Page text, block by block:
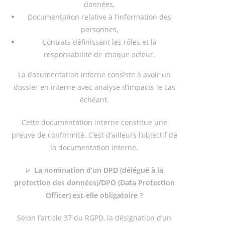
données,
Documentation relative à l’information des
personnes,
Contrats définissant les rôles et la
responsabilité de chaque acteur.
La documentation interne consiste à avoir un
dossier en interne avec analyse d’impacts le cas
échéant.
Cette documentation interne constitue une
preuve de conformité. C’est d’ailleurs l’objectif de
la documentation interne.
Þ La nomination d’un DPD (délégué à la
protection des données)/DPO (Data Protection
Officer) est-elle obligatoire ?
Selon l’article 37 du RGPD, la désignation d’un